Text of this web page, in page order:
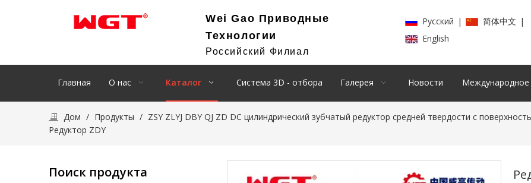
Wei Gao Приводные
Технологии
Российский Филиал
Pусский | 简体中文 |
English
Главная О нас Каталог Система 3D - отбора Галерея Новости Международное
Дом / Продукты / ZSY ZLYJ DBY QJ ZD DC цилиндрический зубчатый редуктор средней твердости с
Редуктор ZDY
Поиск продукта